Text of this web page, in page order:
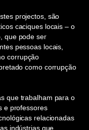
projectos, são
caciques locais – o
que pode ser
pessoas locais,
corrupção
como corrupção
que trabalham para o
e professores
relacionadas
indústrias que